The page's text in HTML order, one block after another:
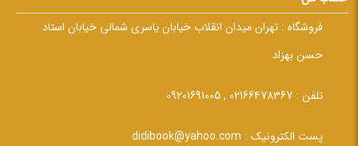
فروشگاه : تهران میدان انقلاب خیابان یاسری شمالی خیابان استاد
حسن بهزاد
تلفن : 02166478367 , 09201691005
پست الکترونیک : didibook@yahoo.com